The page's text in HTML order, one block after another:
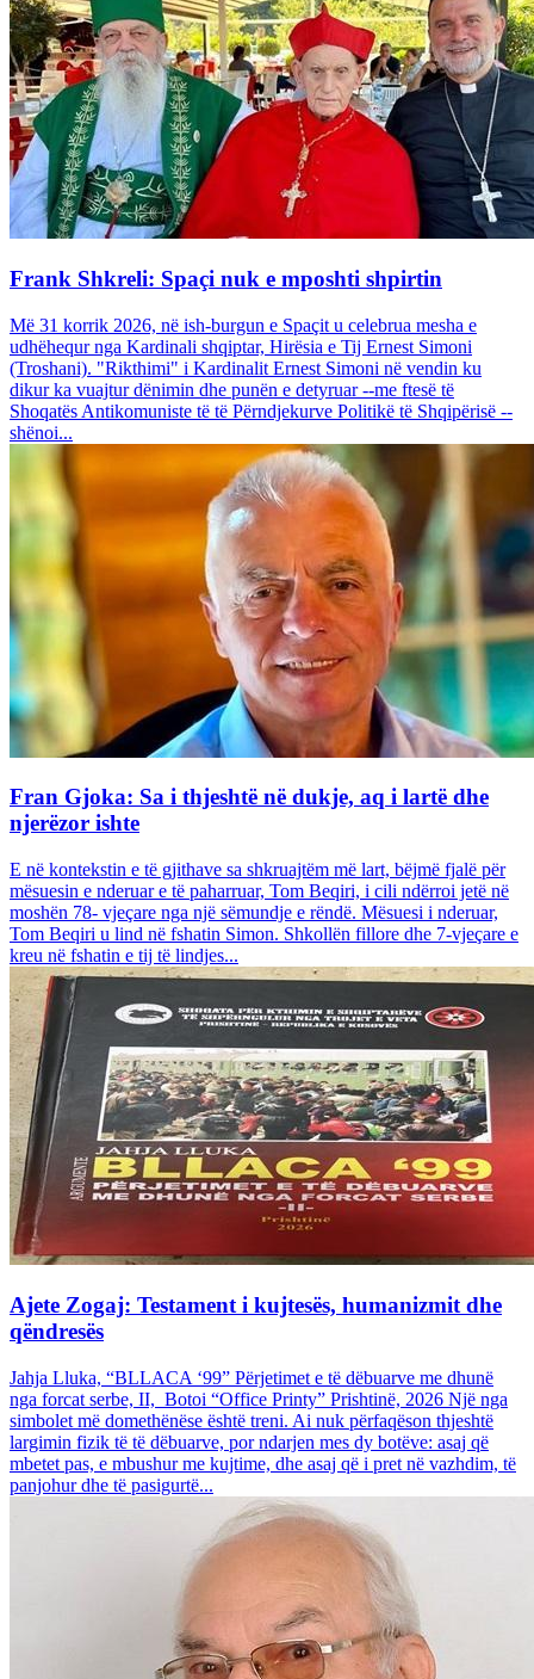
Frank Shkreli: Spaçi nuk e mposhti shpirtin
Më 31 korrik 2026, në ish-burgun e Spaçit u celebrua mesha e
udhëhequr nga Kardinali shqiptar, Hirësia e Tij Ernest Simoni
(Troshani). "Rikthimi" i Kardinalit Ernest Simoni në vendin ku
dikur ka vuajtur dënimin dhe punën e detyruar --me ftesë të
Shoqatës Antikomuniste të të Përndjekurve Politikë të Shqipërisë --
shënoi...
Fran Gjoka: Sa i thjeshtë në dukje, aq i lartë dhe
njerëzor ishte
E në kontekstin e të gjithave sa shkruajtëm më lart, bëjmë fjalë për
mësuesin e nderuar e të paharruar, Tom Beqiri, i cili ndërroi jetë në
moshën 78- vjeçare nga një sëmundje e rëndë. Mësuesi i nderuar,
Tom Beqiri u lind në fshatin Simon. Shkollën fillore dhe 7-vjeçare e
kreu në fshatin e tij të lindjes...
Ajete Zogaj: Testament i kujtesës, humanizmit dhe
qëndresës
Jahja Lluka, “BLLACA ‘99” Përjetimet e të dëbuarve me dhunë
nga forcat serbe, II, Botoi “Office Printy” Prishtinë, 2026 Një nga
simbolet më domethënëse është treni. Ai nuk përfaqëson thjeshtë
largimin fizik të të dëbuarve, por ndarjen mes dy botëve: asaj që
mbetet pas, e mbushur me kujtime, dhe asaj që i pret në vazhdim, të
panjohur dhe të pasigurtë...